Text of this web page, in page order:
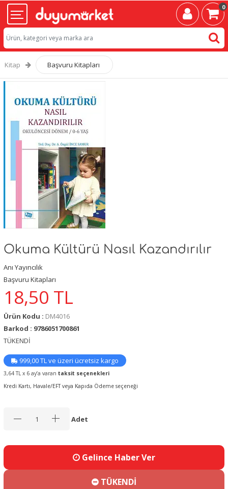
0
Kitap Başvuru Kitapları
Okuma Kültürü Nasıl Kazandırılır
Anı Yayıncılık
Başvuru Kitapları
18,50 TL
Ürün Kodu : DM4016
Barkod : 9786051700861
TÜKENDİ
999,00 TL ve üzeri ücretsiz kargo
3,64 TL x 6 ay’a varan taksit seçenekleri
Kredi Kartı, Havale/EFT veya Kapıda Ödeme seçeneği
Adet
Gelince Haber Ver
TÜKENDİ